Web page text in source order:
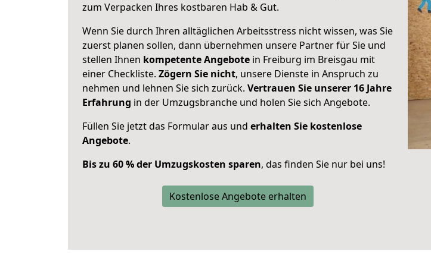
zum Verpacken Ihres kostbaren Hab & Gut.
Wenn Sie durch Ihren alltäglichen Arbeitsstress nicht wissen, was Sie
zuerst planen sollen, dann übernehmen unsere Partner für Sie und
stellen Ihnen kompetente Angebote in Freiburg im Breisgau mit
einer Checkliste. Zögern Sie nicht, unsere Dienste in Anspruch zu
nehmen und lehnen Sie sich zurück. Vertrauen Sie unserer 16 Jahre
Erfahrung in der Umzugsbranche und holen Sie sich Angebote.
Füllen Sie jetzt das Formular aus und erhalten Sie kostenlose
Angebote.
Bis zu 60 % der Umzugskosten sparen, das finden Sie nur bei uns!
Kostenlose Angebote erhalten